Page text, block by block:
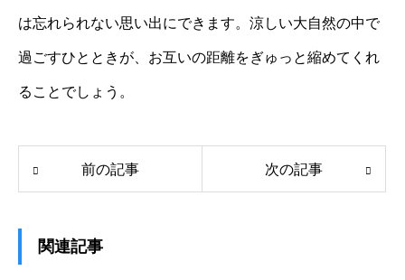
は忘れられない思い出にできます。涼しい大自然の中で
過ごすひとときが、お互いの距離をぎゅっと縮めてくれ
ることでしょう。
前の記事 次の記事
関連記事